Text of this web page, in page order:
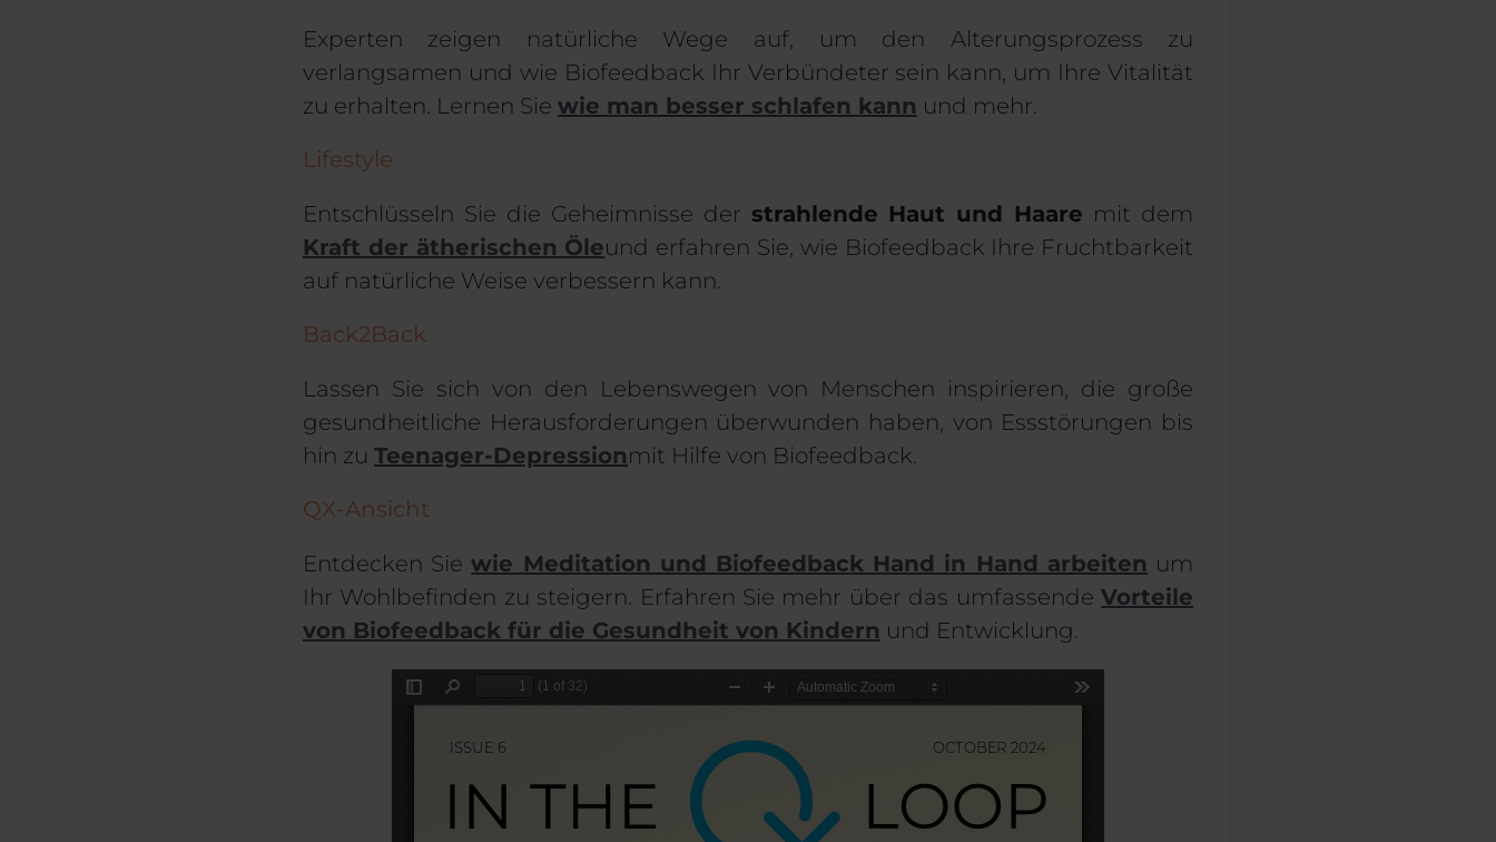
Experten zeigen natürliche Wege auf, um den Alterungsprozess zu
verlangsamen und wie Biofeedback Ihr Verbündeter sein kann, um Ihre Vitalität
zu erhalten. Lernen Sie wie man besser schlafen kann und mehr.
Lifestyle
Entschlüsseln Sie die Geheimnisse der strahlende Haut und Haare mit dem
Kraft der ätherischen Öleund erfahren Sie, wie Biofeedback Ihre Fruchtbarkeit
auf natürliche Weise verbessern kann.
Back2Back
Lassen Sie sich von den Lebenswegen von Menschen inspirieren, die große
gesundheitliche Herausforderungen überwunden haben, von Essstörungen bis
hin zu Teenager-Depressionmit Hilfe von Biofeedback.
QX-Ansicht
Entdecken Siewie Meditation und Biofeedback Hand in Hand arbeiten um
Ihr Wohlbefinden zu steigern. Erfahren Sie mehr über das umfassendeVorteile
von Biofeedback für die Gesundheit von Kindern und Entwicklung.